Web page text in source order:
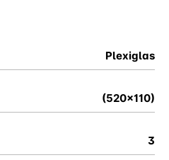
Plexiglas
(520x110)
3